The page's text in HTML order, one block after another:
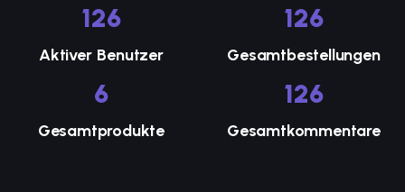
143
Aktiver Benutzer
143
Gesamtbestellungen
6
Gesamtprodukte
143
Gesamtkommentare